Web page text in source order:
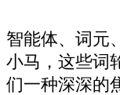
智能体、词元
小马，这些词
们一种深深的